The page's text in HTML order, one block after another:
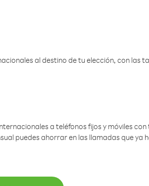
al destino de tu elección, con las
a teléfonos fijos y móviles
puedes ahorrar en las llamadas que ya